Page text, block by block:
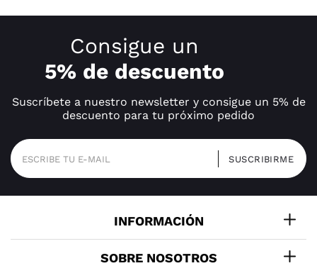
Consigue un
5% de descuento
Suscríbete a nuestro newsletter y consigue un 5% de
descuento para tu próximo pedido
INFORMACIÓN
SOBRE NOSOTROS